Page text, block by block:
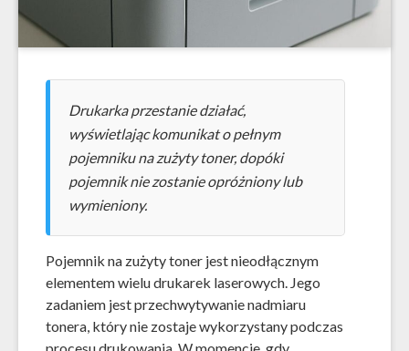
Drukarka przestanie działać,
wyświetlając komunikat o pełnym
pojemniku na zużyty toner, dopóki
pojemnik nie zostanie opróżniony lub
wymieniony.
Pojemnik na zużyty toner jest nieodłącznym
elementem wielu drukarek laserowych. Jego
zadaniem jest przechwytywanie nadmiaru
tonera, który nie zostaje wykorzystany podczas